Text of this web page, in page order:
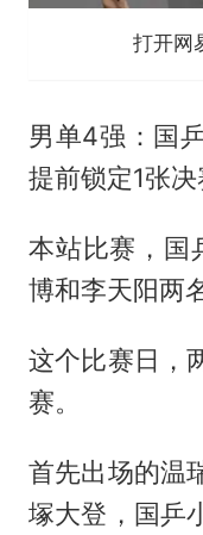
打开网
男单4强：国
提前锁定1张
本站比赛，国
博和李天阳两
这个比赛日，
赛。
首先出场的温
塚大登，国乒